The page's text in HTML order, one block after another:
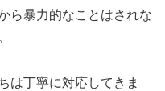
ら暴力的なことはされな
は丁寧に対応してきま